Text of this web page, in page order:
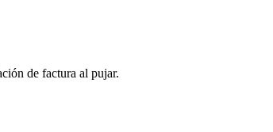
de factura al pujar.